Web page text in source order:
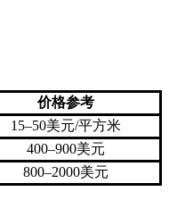
价格参考
15–50美元/平方米
400–900美元
800–2000美元